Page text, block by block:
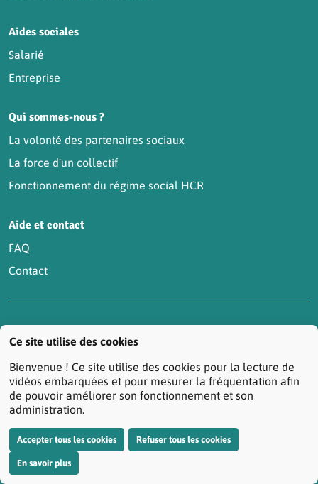
Ce site utilise des cookies
Bienvenue ! Ce site utilise des cookies pour la lecture de
vidéos embarquées et pour mesurer la fréquentation afin
de pouvoir améliorer son fonctionnement et son
administration.
Accepter tous les cookies Refuser tous les cookies
En savoir plus
Aides sociales
Salarié
Entreprise
Qui sommes-nous ?
La volonté des partenaires sociaux
La force d'un collectif
Fonctionnement du régime social HCR
Aide et contact
FAQ
Contact
Accessibilité : partiellement conformeActualités
Protection des données personnelles
Réclamation/Médiation Santé
Résiliation de votre contrat prévoyancePlan du site
Gestion des cookies